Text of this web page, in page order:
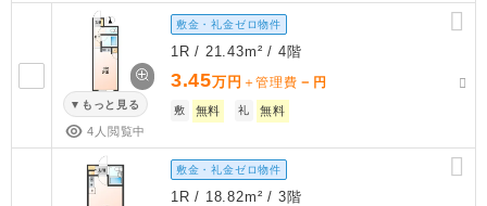
もっと見る
4人閲覧中
敷金・礼金ゼロ物件
1R / 21.43m² / 4階
3.45万円 ＋管理費 － 円
敷 無料 礼 無料
敷金・礼金ゼロ物件
1R / 18.82m² / 3階